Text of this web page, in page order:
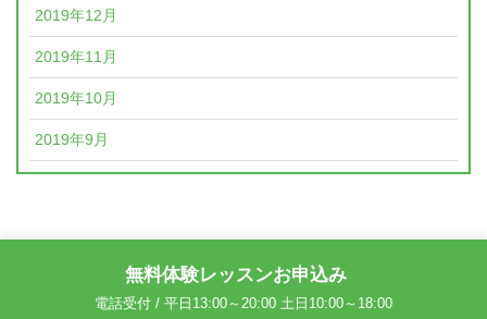
2019年12月
2019年11月
2019年10月
2019年9月
無料体験レッスンお申込み
電話受付 / 平日13:00～20:00 土日10:00～18:00